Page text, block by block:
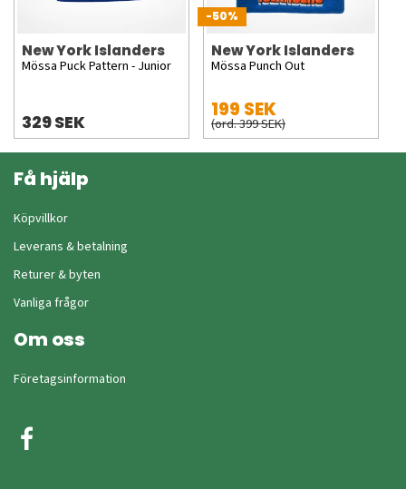
New York Islanders
Mössa Puck Pattern - Junior
329 SEK
-50%
New York Islanders
Mössa Punch Out
199 SEK
(ord. 399 SEK)
Få hjälp
Köpvillkor
Leverans & betalning
Returer & byten
Vanliga frågor
Om oss
Företagsinformation